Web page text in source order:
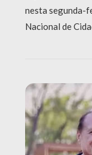
nesta segunda-
Nacional de